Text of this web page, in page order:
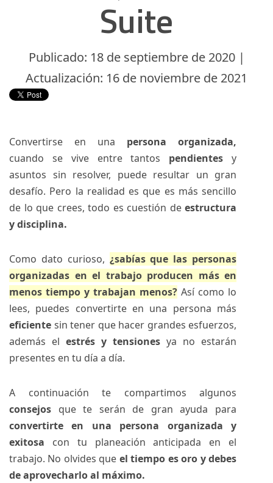
Suite
Publicado: 18 de septiembre de 2020 |
Actualización: 16 de noviembre de 2021
Convertirse en una persona organizada,
cuando se vive entre tantos pendientes y
asuntos sin resolver, puede resultar un gran
desafío. Pero la realidad es que es más sencillo
de lo que crees, todo es cuestión de estructura
y disciplina.
Como dato curioso, ¿sabías que las personas
organizadas en el trabajo producen más en
menos tiempo y trabajan menos? Así como lo
lees, puedes convertirte en una persona más
eficiente sin tener que hacer grandes esfuerzos,
además el estrés y tensiones ya no estarán
presentes en tu día a día.
A continuación te compartimos algunos
consejos que te serán de gran ayuda para
convertirte en una persona organizada y
exitosa con tu planeación anticipada en el
trabajo. No olvides que el tiempo es oro y debes
de aprovecharlo al máximo.